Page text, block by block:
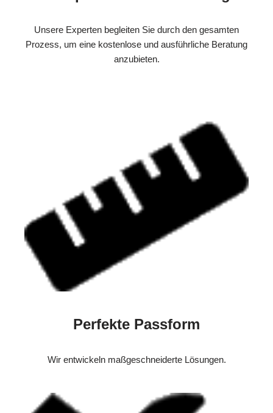
Unsere Experten begleiten Sie durch den gesamten
Prozess, um eine kostenlose und ausführliche Beratung
anzubieten.
Perfekte Passform
Wir entwickeln maßgeschneiderte Lösungen.